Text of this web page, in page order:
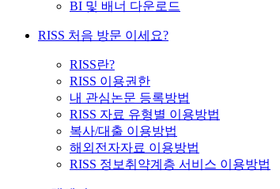
BI 및 배너 다운로드
RISS 처음 방문 이세요?
RISS란?
RISS 이용권한
내 관심논문 등록방법
RISS 자료 유형별 이용방법
복사/대출 이용방법
해외전자자료 이용방법
RISS 정보취약계층 서비스 이용방법